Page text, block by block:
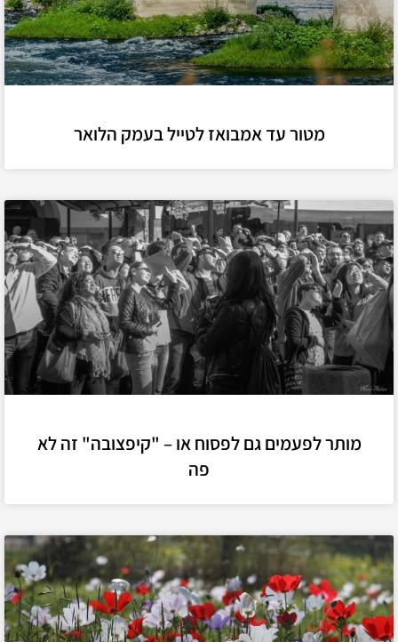
מטור עד אמבואז לטייל בעמק הלואר
מותר לפעמים גם לפסוח או – "קיפצובה" זה לא
פה